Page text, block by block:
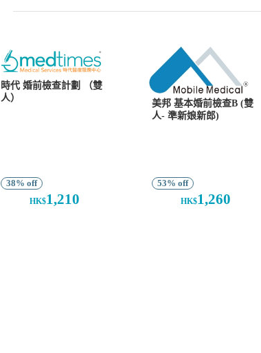
時代 婚前檢查計劃 （雙
人）
38% off
HK$1,210
美邦 基本婚前檢查B (雙
人- 準新娘新郎)
53% off
HK$1,260